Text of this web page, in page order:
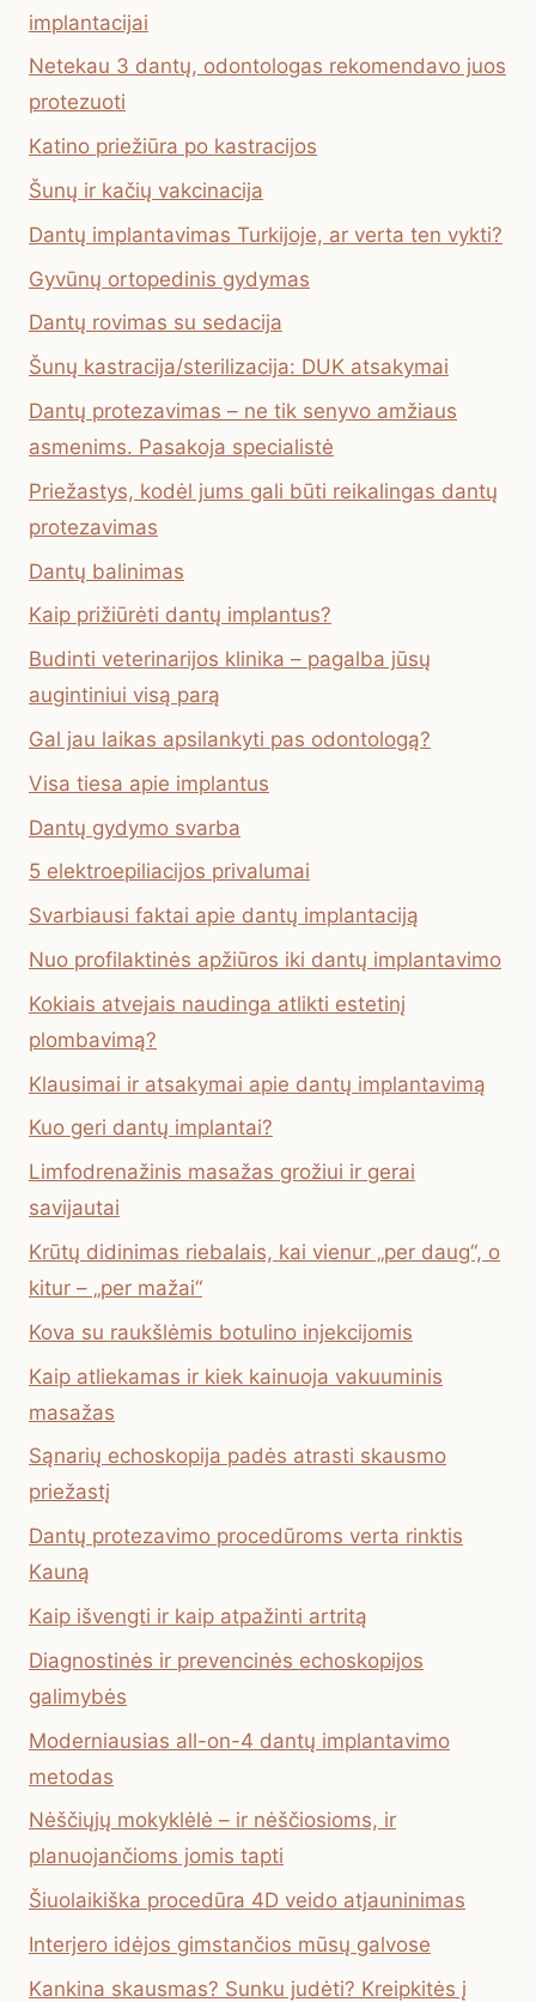
implantacijai
Netekau 3 dantų, odontologas rekomendavo juos
protezuoti
Katino priežiūra po kastracijos
Šunų ir kačių vakcinacija
Dantų implantavimas Turkijoje, ar verta ten vykti?
Gyvūnų ortopedinis gydymas
Dantų rovimas su sedacija
Šunų kastracija/sterilizacija: DUK atsakymai
Dantų protezavimas – ne tik senyvo amžiaus
asmenims. Pasakoja specialistė
Priežastys, kodėl jums gali būti reikalingas dantų
protezavimas
Dantų balinimas
Kaip prižiūrėti dantų implantus?
Budinti veterinarijos klinika – pagalba jūsų
augintiniui visą parą
Gal jau laikas apsilankyti pas odontologą?
Visa tiesa apie implantus
Dantų gydymo svarba
5 elektroepiliacijos privalumai
Svarbiausi faktai apie dantų implantaciją
Nuo profilaktinės apžiūros iki dantų implantavimo
Kokiais atvejais naudinga atlikti estetinį
plombavimą?
Klausimai ir atsakymai apie dantų implantavimą
Kuo geri dantų implantai?
Limfodrenažinis masažas grožiui ir gerai
savijautai
Krūtų didinimas riebalais, kai vienur „per daug“, o
kitur – „per mažai“
Kova su raukšlėmis botulino injekcijomis
Kaip atliekamas ir kiek kainuoja vakuuminis
masažas
Sąnarių echoskopija padės atrasti skausmo
priežastį
Dantų protezavimo procedūroms verta rinktis
Kauną
Kaip išvengti ir kaip atpažinti artritą
Diagnostinės ir prevencinės echoskopijos
galimybės
Moderniausias all-on-4 dantų implantavimo
metodas
Nėščiųjų mokyklėlė – ir nėščiosioms, ir
planuojančioms jomis tapti
Šiuolaikiška procedūra 4D veido atjauninimas
Interjero idėjos gimstančios mūsų galvose
Kankina skausmas? Sunku judėti? Kreipkitės į